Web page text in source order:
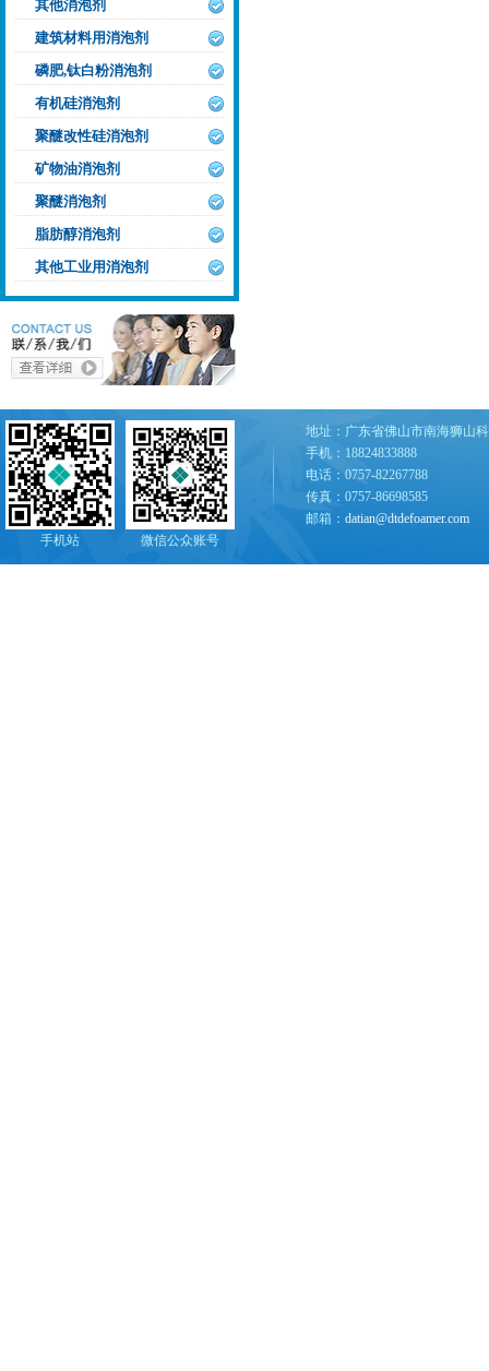
其他消泡剂
建筑材料用消泡剂
磷肥,钛白粉消泡剂
有机硅消泡剂
聚醚改性硅消泡剂
矿物油消泡剂
聚醚消泡剂
脂肪醇消泡剂
其他工业用消泡剂
手机站 微信公众账号
地址：广东省佛山市南海狮山
手机：18824833888
电话：0757-82267788
传真：0757-86698585
邮箱： datian@dtdefoamer.com